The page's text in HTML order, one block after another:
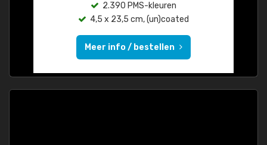
2.390 PMS-kleuren
4,5 x 23,5 cm, (un)coated
Meer info / bestellen